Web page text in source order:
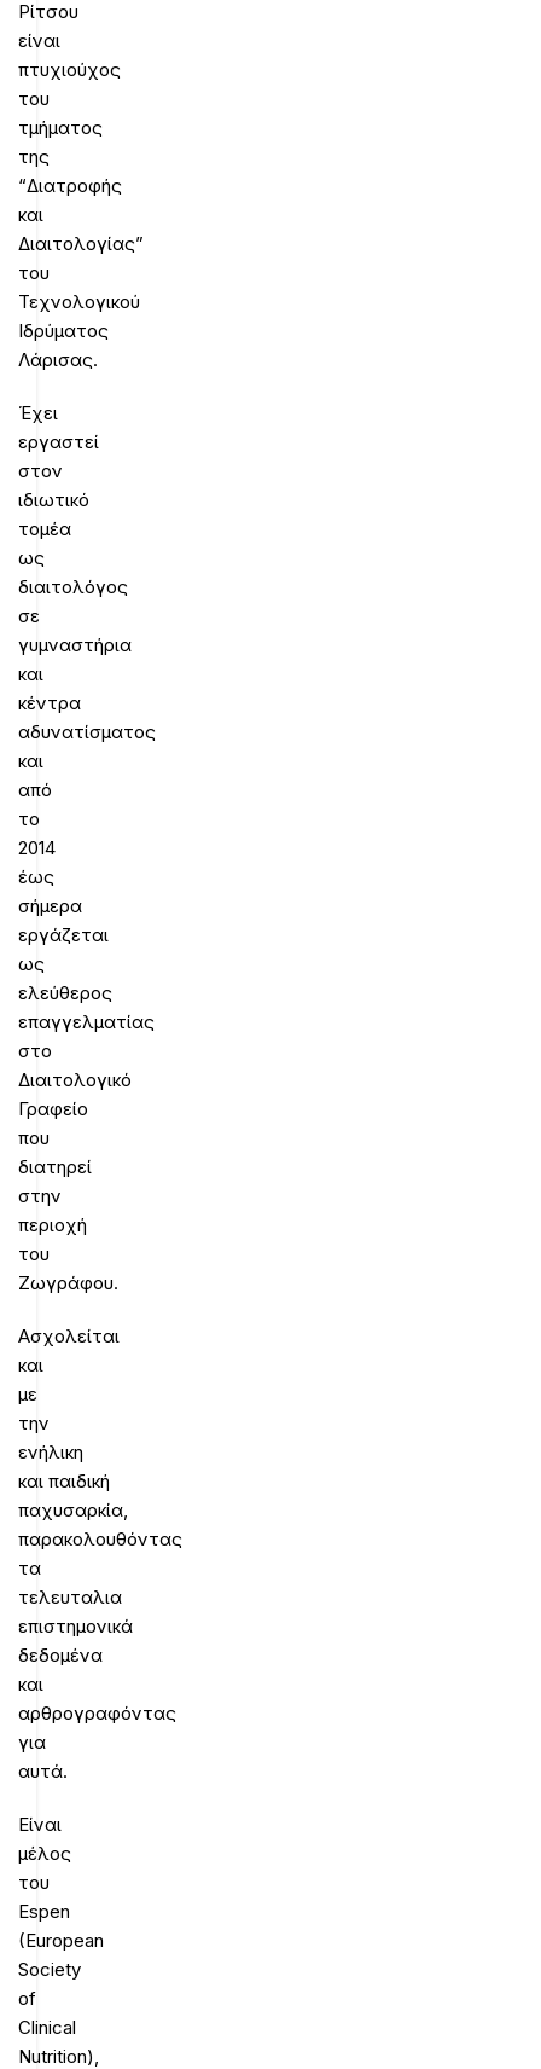
Ρίτσου
είναι
πτυχιούχος
του
τμήματος
της
“Διατροφής
και
Διαιτολογίας”
του
Τεχνολογικού
Ιδρύματος
Λάρισας.
Έχει
εργαστεί
στον
ιδιωτικό
τομέα
ως
διαιτολόγος
σε
γυμναστήρια
και
κέντρα
αδυνατίσματος
και
από
το
2014
έως
σήμερα
εργάζεται
ως
ελεύθερος
επαγγελματίας
στο
Διαιτολογικό
Γραφείο
που
διατηρεί
στην
περιοχή
του
Ζωγράφου.
Ασχολείται
και
με
την
ενήλικη
και παιδική
παχυσαρκία,
παρακολουθόντας
τα
τελευταλια
επιστημονικά
δεδομένα
και
αρθρογραφόντας
για
αυτά.
Είναι
μέλος
του
Espen
(European
Society
of
Clinical
Nutrition),